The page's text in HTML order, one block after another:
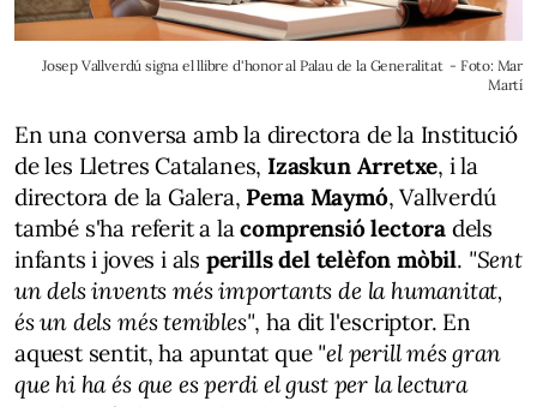
Josep Vallverdú signa el llibre d'honor al Palau de la Generalitat - Foto: Mar
Martí
En una conversa amb la directora de la Institució
de les Lletres Catalanes, Izaskun Arretxe, i la
directora de la Galera, Pema Maymó, Vallverdú
també s'ha referit a lacomprensió lectora dels
infants i joves i als perills del telèfon mòbil. "Sent
un dels invents més importants de la humanitat,
és un dels més temibles", ha dit l'escriptor. En
aquest sentit, ha apuntat que "el perill més gran
que hi ha és que es perdi el gust per la lectura